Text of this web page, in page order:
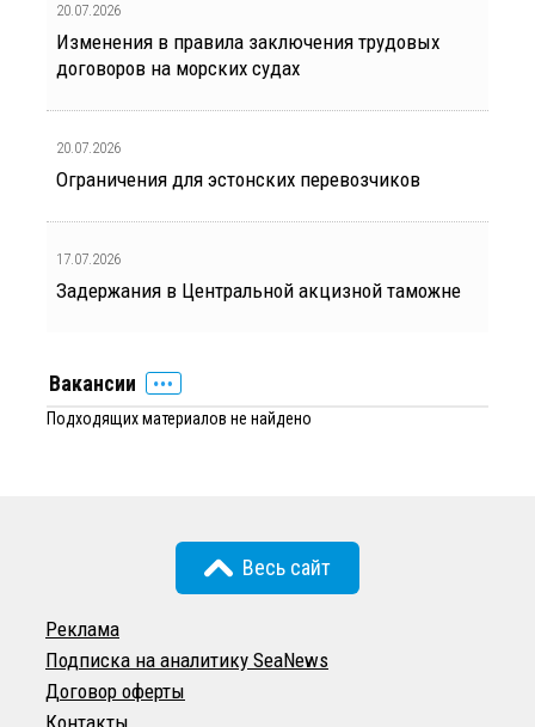
20.07.2026
Изменения в правила заключения трудовых
договоров на морских судах
20.07.2026
Ограничения для эстонских перевозчиков
17.07.2026
Задержания в Центральной акцизной таможне
Вакансии
Подходящих материалов не найдено
Весь сайт
Реклама
Подписка на аналитику SeaNews
Договор оферты